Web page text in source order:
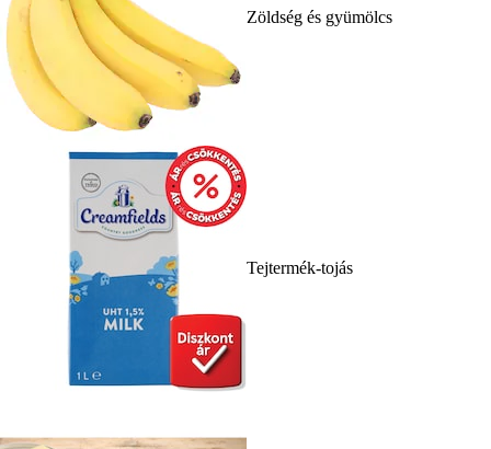
Zöldség és gyümölcs
Tejtermék-tojás